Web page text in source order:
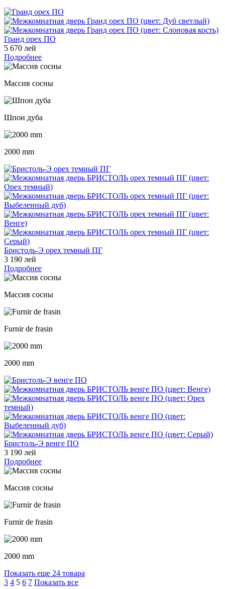
Гранд орех ПО
5 670 лей
Подробнее
Массив сосны
Шпон дуба
2000 mm
Бристоль-Э орех темный ПГ
3 190 лей
Подробнее
Массив сосны
Furnir de frasin
2000 mm
Бристоль-Э венге ПО
3 190 лей
Подробнее
Массив сосны
Furnir de frasin
2000 mm
Показать еще 24 товара
3 4 5 6 7 Показать все